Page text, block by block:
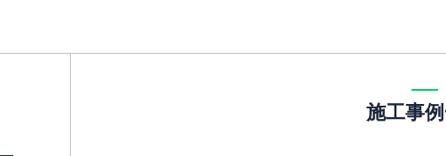
施工事